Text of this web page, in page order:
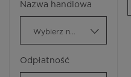
Nazwa handlowa
Odpłatność